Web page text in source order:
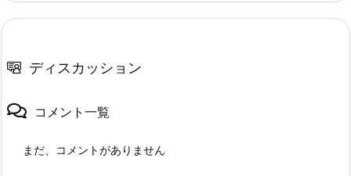
ディスカッション
コメント一覧
まだ、コメントがありません